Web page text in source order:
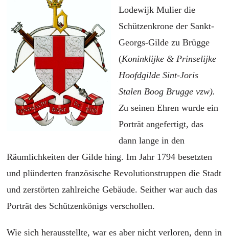
Lodewijk Mulier die
Schützenkrone der Sankt-
Georgs-Gilde zu Brügge
(Koninklijke & Prinselijke
Hoofdgilde Sint-Joris
Stalen Boog Brugge vzw).
Zu seinen Ehren wurde ein
Porträt angefertigt, das
dann lange in den
Räumlichkeiten der Gilde hing. Im Jahr 1794 besetzten
und plünderten französische Revolutionstruppen die Stadt
und zerstörten zahlreiche Gebäude. Seither war auch das
Porträt des Schützenkönigs verschollen.
Wie sich herausstellte, war es aber nicht verloren, denn in